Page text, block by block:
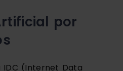
por
IDC (Internet Data